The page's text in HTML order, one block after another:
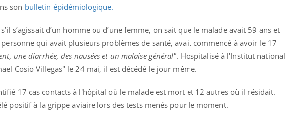
son bulletin épidémiologique.
s’agissait d’un homme ou d’une femme, on sait que le malade avait 59 ans et
personne qui avait plusieurs problèmes de santé, avait commencé à avoir le 17
une diarrhée, des nausées et un malaise général". Hospitalisé à l'Institut national
Cosio Villegas" le 24 mai, il est décédé le jour même.
17 cas contacts à l'hôpital où le malade est mort et 12 autres où il résidait.
positif à la grippe aviaire lors des tests menés pour le moment.